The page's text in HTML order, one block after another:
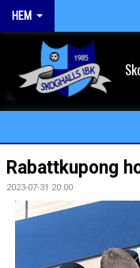
HEM
HEM
NYHETER
KALENDER
Rabattkupong
2023-07-31 20:00